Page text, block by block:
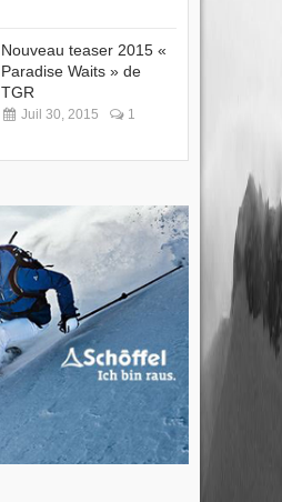
Nouveau teaser 2015 «
Paradise Waits » de
TGR
Juil 30, 2015 1